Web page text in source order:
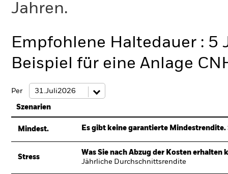
Jahren.
Empfohlene Haltedauer : 5
Beispiel für eine Anlage
Per
Szenarien
Mindest. Es gibt keine garantierte
Stress
Was Sie nach Abzug der Kosten erhalten
Jährliche Durchschnittsrendite